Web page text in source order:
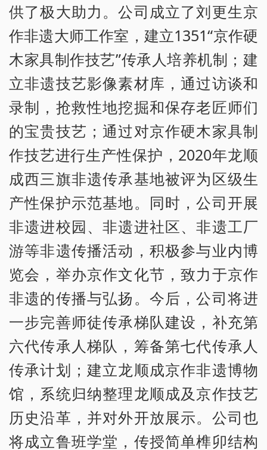
供了极大助力。公司成立了刘更生京
作非遗大师工作室，建立1351“京作硬
木家具制作技艺”传承人培养机制；建
立非遗技艺影像素材库，通过访谈和
录制，抢救性地挖掘和保存老匠师们
的宝贵技艺；通过对京作硬木家具制
作技艺进行生产性保护，2020年龙顺
成西三旗非遗传承基地被评为区级生
产性保护示范基地。同时，公司开展
非遗进校园、非遗进社区、非遗工厂
游等非遗传播活动，积极参与业内博
览会，举办京作文化节，致力于京作
非遗的传播与弘扬。今后，公司将进
一步完善师徒传承梯队建设，补充第
六代传承人梯队，筹备第七代传承人
传承计划；建立龙顺成京作非遗博物
馆，系统归纳整理龙顺成及京作技艺
历史沿革，并对外开放展示。公司也
将成立鲁班学堂，传授简单榫卯结构